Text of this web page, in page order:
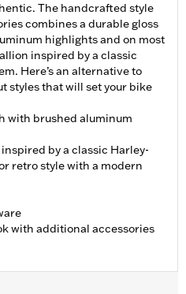
The handcrafted style
combines a durable gloss
highlights and on most
inspired by a classic
Here’s an alternative to
styles that will set your bike
with brushed aluminum
by a classic Harley-
retro style with a modern
with additional accessories